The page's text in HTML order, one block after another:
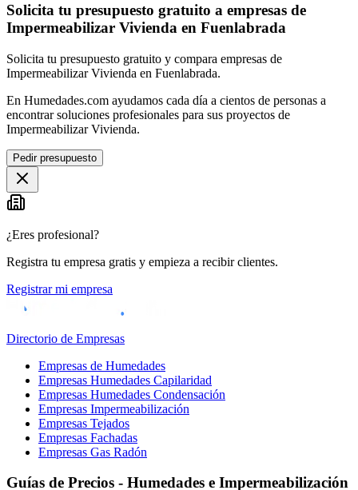
Solicita tu presupuesto gratuito a empresas de
Impermeabilizar Vivienda en Fuenlabrada
Solicita tu presupuesto gratuito y compara empresas de
Impermeabilizar Vivienda en Fuenlabrada.
En Humedades.com ayudamos cada día a cientos de personas a
encontrar soluciones profesionales para sus proyectos de
Impermeabilizar Vivienda.
Pedir presupuesto
¿Eres profesional?
Registra tu empresa gratis y empieza a recibir clientes.
Registrar mi empresa
Directorio de Empresas
Empresas de Humedades
Empresas Humedades Capilaridad
Empresas Humedades Condensación
Empresas Impermeabilización
Empresas Tejados
Empresas Fachadas
Empresas Gas Radón
Guías de Precios - Humedades e Impermeabilización